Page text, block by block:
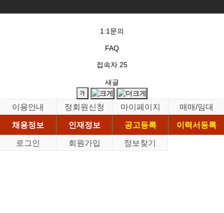
1:1문의
FAQ
접속자 25
새글
이용안내 정회원신청 마이페이지
매매/임대
채용정보
인재정보 공고등록
이력서등록
로그인
회원가입 정보찾기